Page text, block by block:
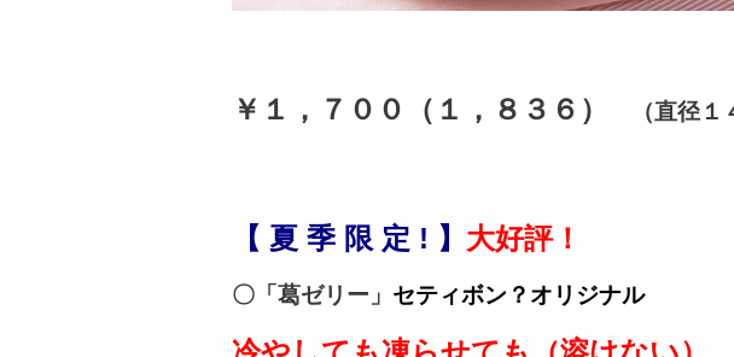
￥１，７００（１，８３６） （直径１
【 夏 季 限 定 ! 】 大好評！
〇「葛ゼリー」 セティボン？オリジナル